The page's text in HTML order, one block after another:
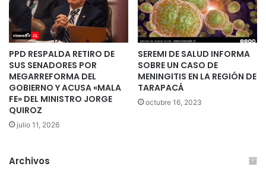
PPD RESPALDA RETIRO DE
SUS SENADORES POR
MEGARREFORMA DEL
GOBIERNO Y ACUSA «MALA
FE» DEL MINISTRO JORGE
QUIROZ
julio 11, 2026
SEREMI DE SALUD INFORMA
SOBRE UN CASO DE
MENINGITIS EN LA REGIÓN DE
TARAPACÁ
octubre 16, 2023
Archivos